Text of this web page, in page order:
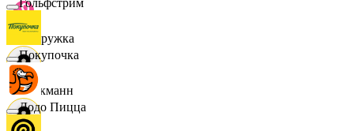
Подружка
Стокманн
Покупочка
Додо Пицца